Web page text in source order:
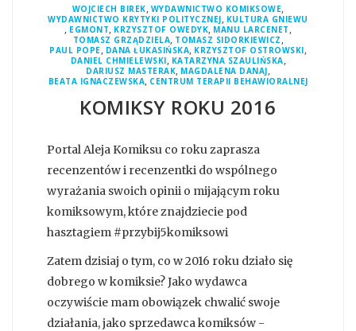
WOJCIECH BIREK, WYDAWNICTWO KOMIKSOWE,
WYDAWNICTWO KRYTYKI POLITYCZNEJ, KULTURA GNIEWU
, EGMONT, KRZYSZTOF OWEDYK, MANU LARCENET ,
TOMASZ GRZĄDZIELA, TOMASZ SIDORKIEWICZ ,
PAUL POPE, DANA ŁUKASIŃSKA, KRZYSZTOF OSTROWSKI,
DANIEL CHMIELEWSKI, KATARZYNA SZAULIŃSKA,
DARIUSZ MASTERAK, MAGDALENA DANAJ,
BEATA IGNACZEWSKA, CENTRUM TERAPII BEHAWIORALNEJ
KOMIKSY ROKU 2016
Portal Aleja Komiksu co roku zaprasza
recenzentów i recenzentki do wspólnego
wyrażania swoich opinii o mijającym roku
komiksowym, które znajdziecie pod
hasztagiem #przybij5komiksowi
Zatem dzisiaj o tym, co w 2016 roku działo się
dobrego w komiksie? Jako wydawca
oczywiście mam obowiązek chwalić swoje
działania, jako sprzedawca komiksów -